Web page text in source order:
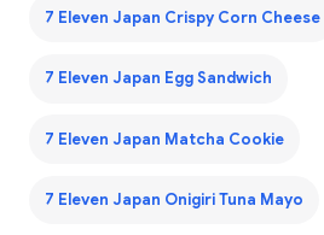
7 Eleven Japan Crispy Corn Cheese
7 Eleven Japan Egg Sandwich
7 Eleven Japan Matcha Cookie
7 Eleven Japan Onigiri Tuna Mayo